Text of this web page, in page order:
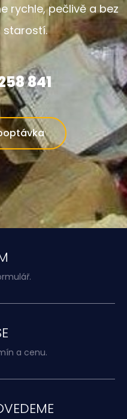
rychle, pečlivě a bez
starostí.
841
a cenu.